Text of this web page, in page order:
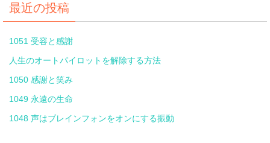
最近の投稿
1051 受容と感謝
人生のオートパイロットを解除する方法
1050 感謝と笑み
1049 永遠の生命
1048 声はブレインフォンをオンにする振動